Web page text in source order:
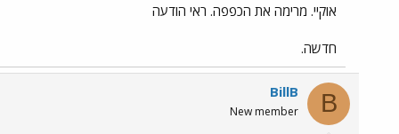
אוקיי. מרימה את הכפפה. ראי הודעה
חדשה.
B
BillB
New member